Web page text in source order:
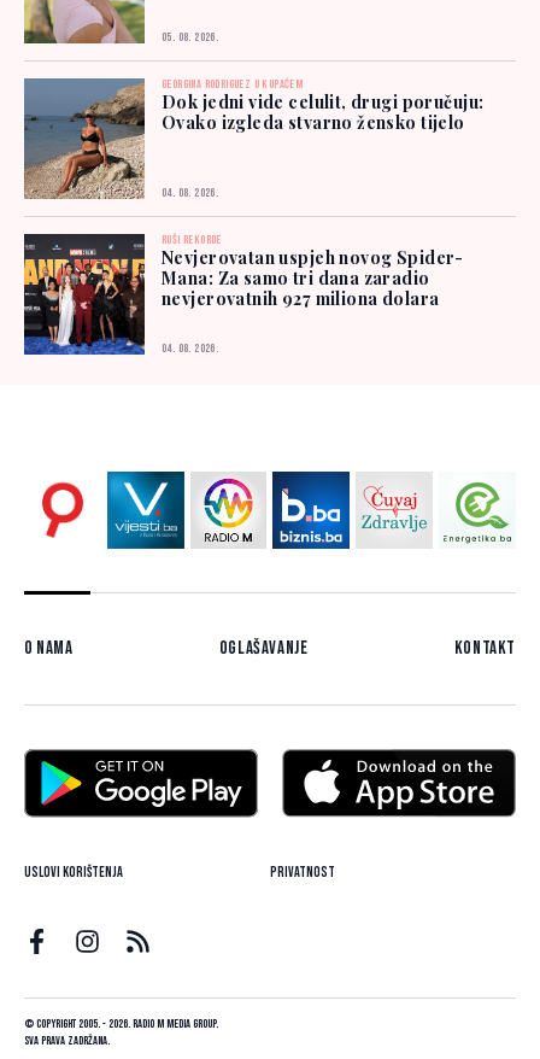
05. 08. 2026.
GEORGINA RODRIGUEZ U KUPAĆEM
Dok jedni vide celulit, drugi poručuju:
Ovako izgleda stvarno žensko tijelo
04. 08. 2026.
RUŠI REKORDE
Nevjerovatan uspjeh novog Spider-
Mana: Za samo tri dana zaradio
nevjerovatnih 927 miliona dolara
04. 08. 2026.
O nama Oglašavanje Kontakt
Uslovi korištenja Privatnost
© Copyright 2005. - 2026. Radio M Media Group.
Sva prava zadržana.